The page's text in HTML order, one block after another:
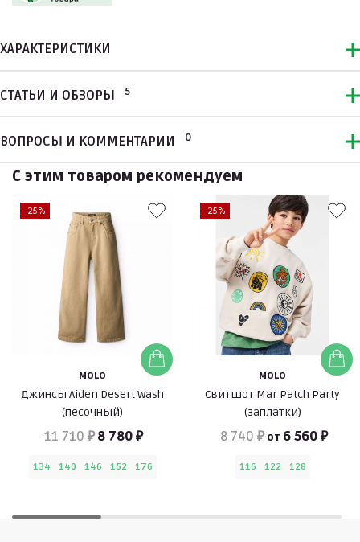
ХАРАКТЕРИСТИКИ
СТАТЬИ И ОБЗОРЫ 5
ВОПРОСЫ И КОММЕНТАРИИ 0
С этим товаром рекомендуем
-25%
MOLO
Джинсы Aiden Desert Wash
(песочный)
11 710 ₽ 8 780 ₽
134 140 146 152 176
-25%
MOLO
Свитшот Mar Patch Party
(заплатки)
8 740 ₽ от 6 560 ₽
116 122 128